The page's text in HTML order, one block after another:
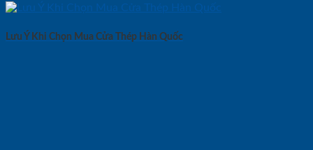
Lưu Ý Khi Chọn Mua Cửa Thép Hàn Quốc